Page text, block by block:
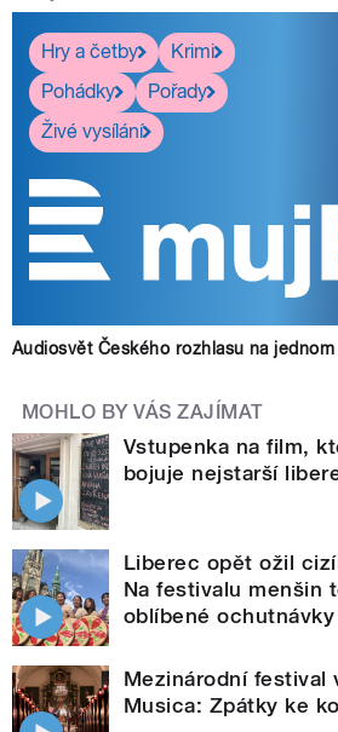
Hry a četby
Krimi
Pohádky
Pořady
Živé vysílání
Audiosvět Českého rozhlasu na
MOHLO BY VÁS ZAJÍMAT
Vstupenka na film,
bojuje nejstarší
Liberec opět ožil
Na festivalu menšin
oblíbené ochutnávky
Mezinárodní festival
Musica: Zpátky ke